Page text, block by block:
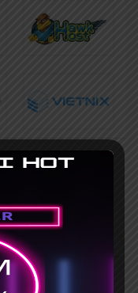
Coupon Hostinger
giá 15%
[HOT], mua